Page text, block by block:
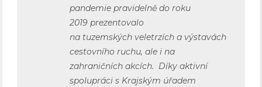
pandemie pravidelně do roku
2019 prezentovalo
na tuzemských veletrzích a výstavách
cestovního ruchu, ale i na
zahraničních akcích. Díky aktivní
spolupráci s Krajským úřadem